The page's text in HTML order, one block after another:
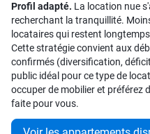
Profil adapté. La location nue
recherchant la tranquillité.
locataires qui restent
Cette stratégie convient aux
confirmés (diversification,
public idéal pour ce type de
occuper de mobilier et préférez
faite pour vous.